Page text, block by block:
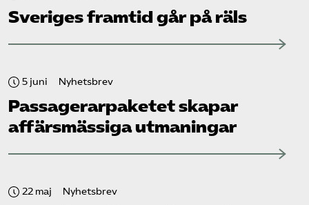
Sveriges framtid går på räls
5 juni Nyhetsbrev
Passagerarpaketet skapar
affärsmässiga utmaningar
22 maj Nyhetsbrev